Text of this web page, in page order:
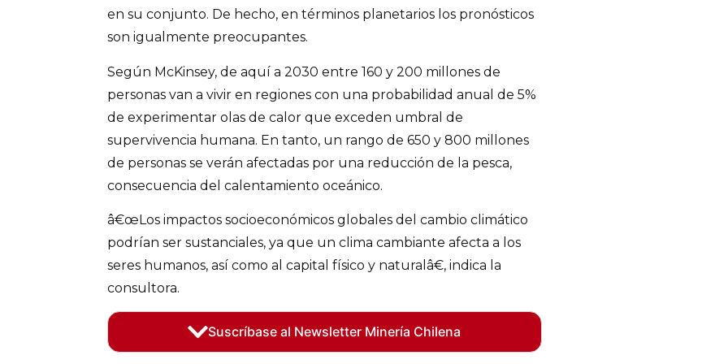
en su conjunto. De hecho, en términos planetarios los pronósticos
son igualmente preocupantes.
Según McKinsey, de aquí a 2030 entre 160 y 200 millones de
personas van a vivir en regiones con una probabilidad anual de 5%
de experimentar olas de calor que exceden umbral de
supervivencia humana. En tanto, un rango de 650 y 800 millones
de personas se verán afectadas por una reducción de la pesca,
consecuencia del calentamiento oceánico.
â€œLos impactos socioeconómicos globales del cambio climático
podrían ser sustanciales, ya que un clima cambiante afecta a los
seres humanos, así como al capital físico y naturalâ€, indica la
consultora.
Suscríbase al Newsletter Minería Chilena